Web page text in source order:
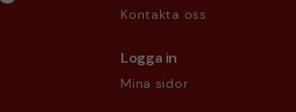
Kontakta oss
Logga in
Mina sidor